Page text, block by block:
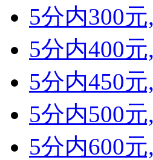
5分内300
5分内400
5分内450
5分内500
5分内600